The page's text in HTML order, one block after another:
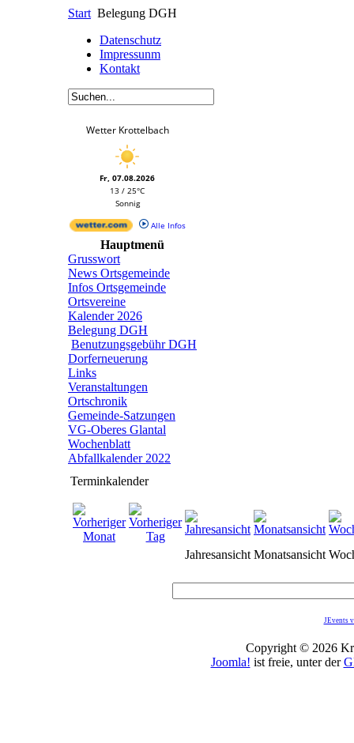
Start Belegung DGH
Datenschutz
Impressunm
Kontakt
Wetter Krottelbach
Fr, 07.08.2026
13 / 25°C
Sonnig
Alle Infos
Hauptmenü
Grusswort
News Ortsgemeinde
Infos Ortsgemeinde
Ortsvereine
Kalender 2026
Belegung DGH
Benutzungsgebühr DGH
Dorferneuerung
Links
Veranstaltungen
Ortschronik
Gemeinde-Satzungen
VG-Oberes Glantal
Wochenblatt
Abfallkalender 2022
Terminkalender
Jahresansicht Monatsansicht
JEvents
Copyright © 2026
Joomla! ist freie, unter der